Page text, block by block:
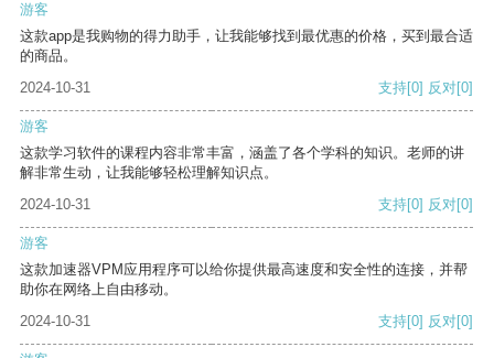
游客
这款app是我购物的得力助手，让我能够找到最优惠的价格，买到最合适
的商品。
2024-10-31
支持[0] 反对[0]
游客
这款学习软件的课程内容非常丰富，涵盖了各个学科的知识。老师的讲
解非常生动，让我能够轻松理解知识点。
2024-10-31
支持[0] 反对[0]
游客
这款加速器VPM应用程序可以给你提供最高速度和安全性的连接，并帮
助你在网络上自由移动。
2024-10-31
支持[0] 反对[0]